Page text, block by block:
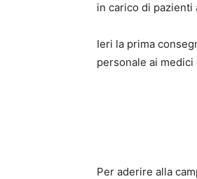
in carico di pazienti
Ieri la prima
personale ai medici
Per aderire alla